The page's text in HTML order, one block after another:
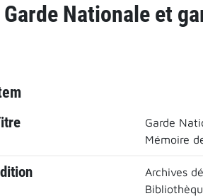
Garde Nationale et
Garde
Mémoire
Archives